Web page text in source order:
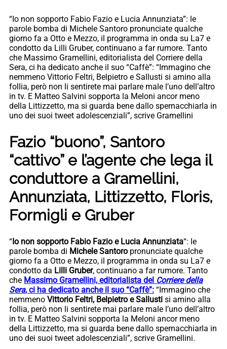
“Io non sopporto Fabio Fazio e Lucia Annunziata”: le
parole bomba di Michele Santoro pronunciate qualche
giorno fa a Otto e Mezzo, il programma in onda su La7 e
condotto da Lilli Gruber, continuano a far rumore. Tanto
che Massimo Gramellini, editorialista del Corriere della
Sera, ci ha dedicato anche il suo “Caffè”: “Immagino che
nemmeno Vittorio Feltri, Belpietro e Sallusti si amino alla
follia, però non li sentirete mai parlare male l’uno dell’altro
in tv. E Matteo Salvini sopporta la Meloni ancor meno
della Littizzetto, ma si guarda bene dallo spernacchiarla in
uno dei suoi tweet adolescenziali”, scrive Gramellini
Fazio “buono”, Santoro
“cattivo” e l’agente che lega il
conduttore a Gramellini,
Annunziata, Littizzetto, Floris,
Formigli e Gruber
“ Io non sopporto Fabio Fazio e Lucia Annunziata“: le
parole bomba di Michele Santoro pronunciate qualche
giorno fa a Otto e Mezzo, il programma in onda su La7 e
condotto da Lilli Gruber, continuano a far rumore. Tanto
che Massimo Gramellini, editorialista del Corriere della
Sera, ci ha dedicato anche il suo “Caffè”: “Immagino che
nemmeno Vittorio Feltri, Belpietro e Sallusti si amino alla
follia, però non li sentirete mai parlare male l’uno dell’altro
in tv. E Matteo Salvini sopporta la Meloni ancor meno
della Littizzetto, ma si guarda bene dallo spernacchiarla in
uno dei suoi tweet adolescenziali”, scrive Gramellini.